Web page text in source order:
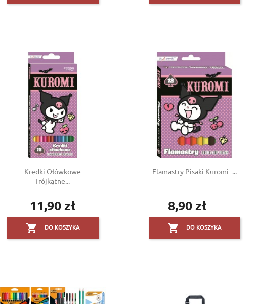
Kredki Ołówkowe
Trójkątne...
Cena
11,90 zł
 DO KOSZYKA
Flamastry Pisaki Kuromi -...
Cena
8,90 zł
 DO KOSZYKA